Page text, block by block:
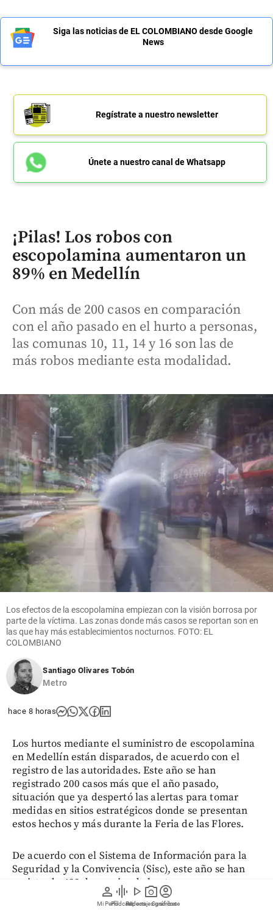
person
Mi Perfil
graphic_eq
Pódcast
play_arrow
Videos
photo_camera
Reportajes gráficos
account_circle
Suscríbete
Siga las noticias de EL COLOMBIANO desde Google
News
Regístrate a nuestro newsletter
Únete a nuestro canal de Whatsapp
¡Pilas! Los robos con
escopolamina aumentaron un
89% en Medellín
Con más de 200 casos en comparación
con el año pasado en el hurto a personas,
las comunas 10, 11, 14 y 16 son las de
más robos mediante esta modalidad.
Los efectos de la escopolamina empiezan con la visión borrosa por
parte de la víctima. Las zonas donde más casos se reportan son en
las que hay más establecimientos nocturnos. FOTO: EL
COLOMBIANO
Santiago Olivares Tobón
Metro
hace 8 horas
Los hurtos mediante el suministro de escopolamina
en Medellín están disparados, de acuerdo con el
registro de las autoridades. Este año se han
registrado 200 casos más que el año pasado,
situación que ya despertó las alertas para tomar
medidas en sitios estratégicos donde se presentan
estos hechos y más durante la Feria de las Flores.
De acuerdo con el Sistema de Información para la
Seguridad y la Convivencia (Sisc), este año se han
registrado 428 denuncias de hurto a personas
mediante el suministro de escopolamina en